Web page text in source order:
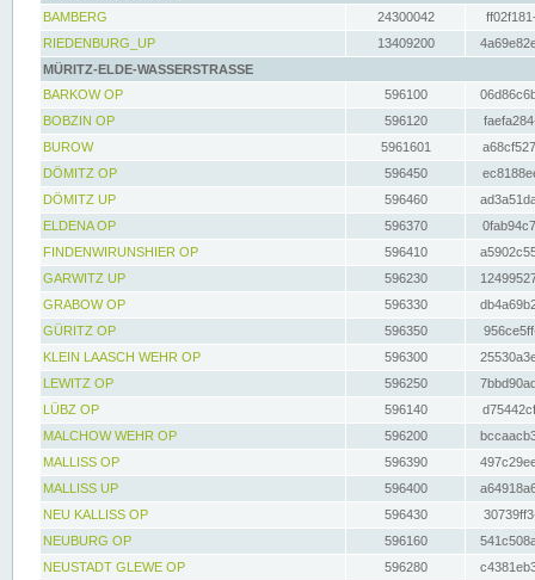
BAMBERG
24300042
RIEDENBURG_UP
13409200
MÜRITZ-ELDE-WASSERSTRASSE
BARKOW OP
596100
BOBZIN OP
596120
BUROW
5961601
DÖMITZ OP
596450
DÖMITZ UP
596460
ELDENA OP
596370
FINDENWIRUNSHIER OP
596410
GARWITZ UP
596230
GRABOW OP
596330
GÜRITZ OP
596350
KLEIN LAASCH WEHR OP
596300
LEWITZ OP
596250
LÜBZ OP
596140
MALCHOW WEHR OP
596200
MALLISS OP
596390
MALLISS UP
596400
NEU KALLISS OP
596430
NEUBURG OP
596160
NEUSTADT GLEWE OP
596280